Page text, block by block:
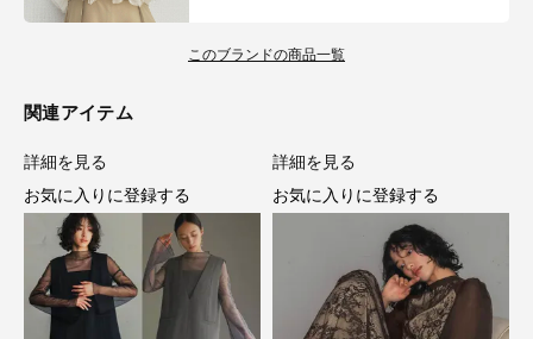
このブランドの商品一覧
関連アイテム
詳細を見る
お気に入りに登録する
詳細を見る
お気に入りに登録する